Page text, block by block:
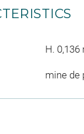
H. 0,136
mine de